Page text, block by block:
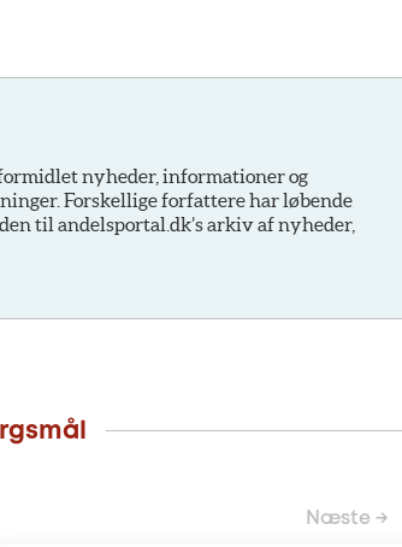
nyheder, informationer og
Forskellige forfattere har løbende
til andelsportal.dk’s arkiv af nyheder,
Næste →